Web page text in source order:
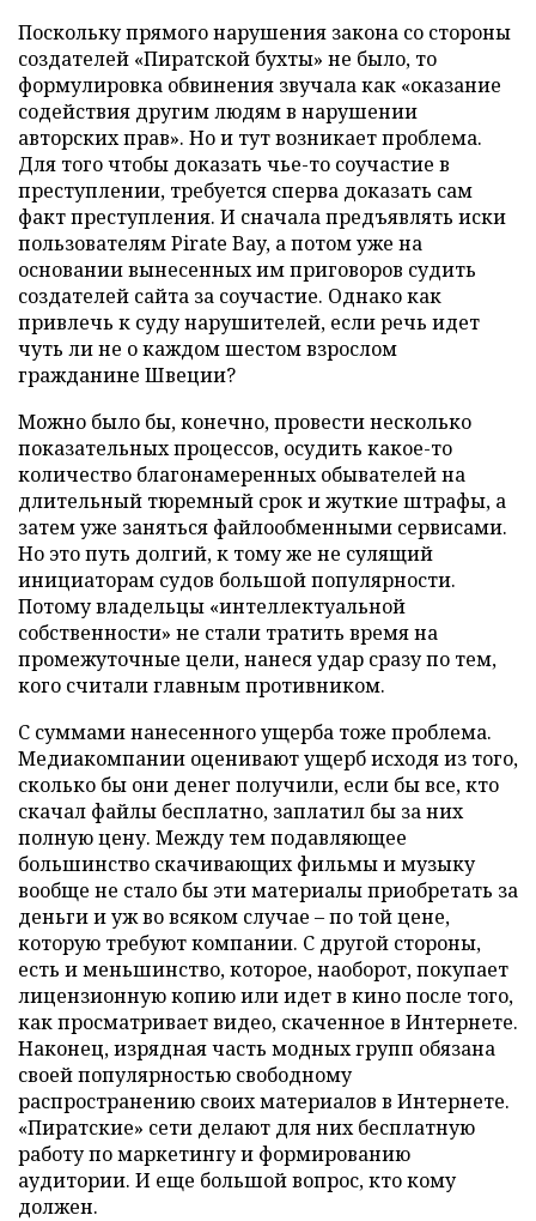
Поскольку прямого нарушения закона со стороны
создателей «Пиратской бухты» не было, то
формулировка обвинения звучала как «оказание
содействия другим людям в нарушении
авторских прав». Но и тут возникает проблема.
Для того чтобы доказать чье-то соучастие в
преступлении, требуется сперва доказать сам
факт преступления. И сначала предъявлять иски
пользователям Pirate Bay, а потом уже на
основании вынесенных им приговоров судить
создателей сайта за соучастие. Однако как
привлечь к суду нарушителей, если речь идет
чуть ли не о каждом шестом взрослом
гражданине Швеции?
Можно было бы, конечно, провести несколько
показательных процессов, осудить какое-то
количество благонамеренных обывателей на
длительный тюремный срок и жуткие штрафы, а
затем уже заняться файлообменными сервисами.
Но это путь долгий, к тому же не сулящий
инициаторам судов большой популярности.
Потому владельцы «интеллектуальной
собственности» не стали тратить время на
промежуточные цели, нанеся удар сразу по тем,
кого считали главным противником.
С суммами нанесенного ущерба тоже проблема.
Медиакомпании оценивают ущерб исходя из того,
сколько бы они денег получили, если бы все, кто
скачал файлы бесплатно, заплатил бы за них
полную цену. Между тем подавляющее
большинство скачивающих фильмы и музыку
вообще не стало бы эти материалы приобретать за
деньги и уж во всяком случае – по той цене,
которую требуют компании. С другой стороны,
есть и меньшинство, которое, наоборот, покупает
лицензионную копию или идет в кино после того,
как просматривает видео, скаченное в Интернете.
Наконец, изрядная часть модных групп обязана
своей популярностью свободному
распространению своих материалов в Интернете.
«Пиратские» сети делают для них бесплатную
работу по маркетингу и формированию
аудитории. И еще большой вопрос, кто кому
должен.